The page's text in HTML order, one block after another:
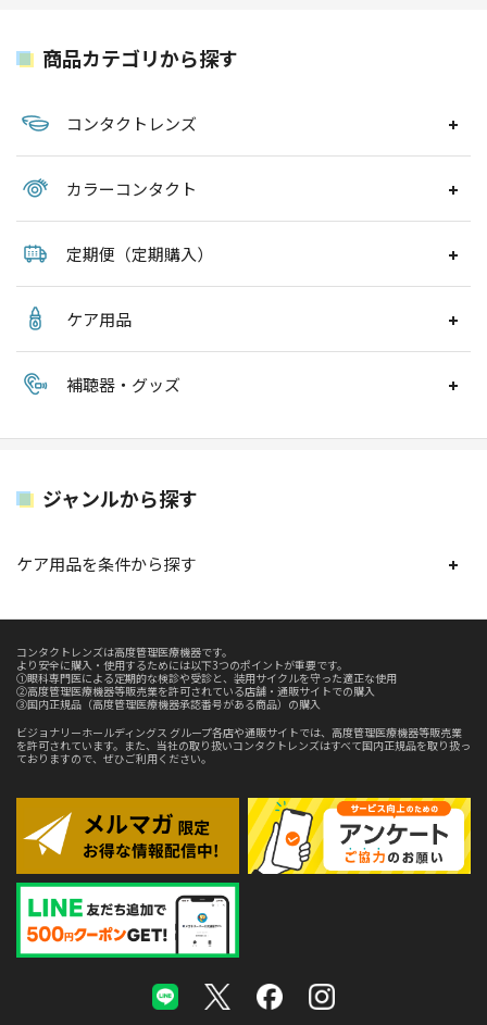
商品カテゴリから探す
コンタクトレンズ
カラーコンタクト
定期便（定期購入）
ケア用品
補聴器・グッズ
ジャンルから探す
ケア用品を条件から探す
コンタクトレンズは高度管理医療機器です。
より安全に購入・使用するためには以下3つのポイントが重要です。
①眼科専門医による定期的な検診や受診と、装用サイクルを守った適正な使用
②高度管理医療機器等販売業を許可されている店舗・通販サイトでの購入
③国内正規品（高度管理医療機器承認番号がある商品）の購入
ビジョナリーホールディングス グループ各店や通販サイトでは、高度管理医療機器等販売業
を許可されています。また、当社の取り扱いコンタクトレンズはすべて国内正規品を取り扱っ
ておりますので、ぜひご利用ください。